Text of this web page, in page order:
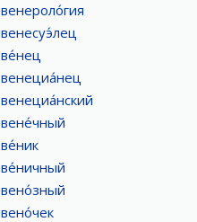
венероло́гия
венесуэ́лец
ве́нец
венециа́нец
венециа́нский
вене́чный
ве́ник
ве́ничный
вено́зный
вено́чек